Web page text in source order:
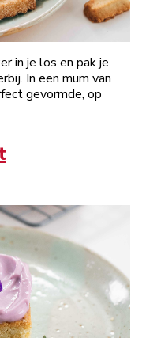
in je los en pak je
In een mum van
gevormde, op